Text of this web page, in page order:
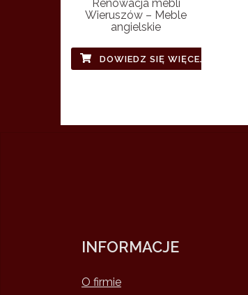
Renowacja mebli
Wieruszów – Meble
angielskie
DOWIEDZ SIĘ WIĘCEJ
INFORMACJE
O firmie